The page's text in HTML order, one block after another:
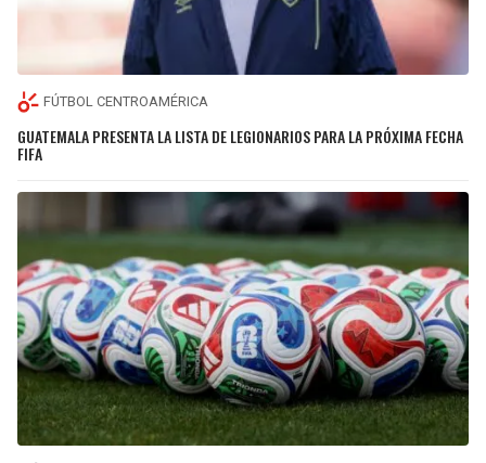
FÚTBOL CENTROAMÉRICA
GUATEMALA PRESENTA LA LISTA DE LEGIONARIOS PARA LA PRÓXIMA FECHA
FIFA